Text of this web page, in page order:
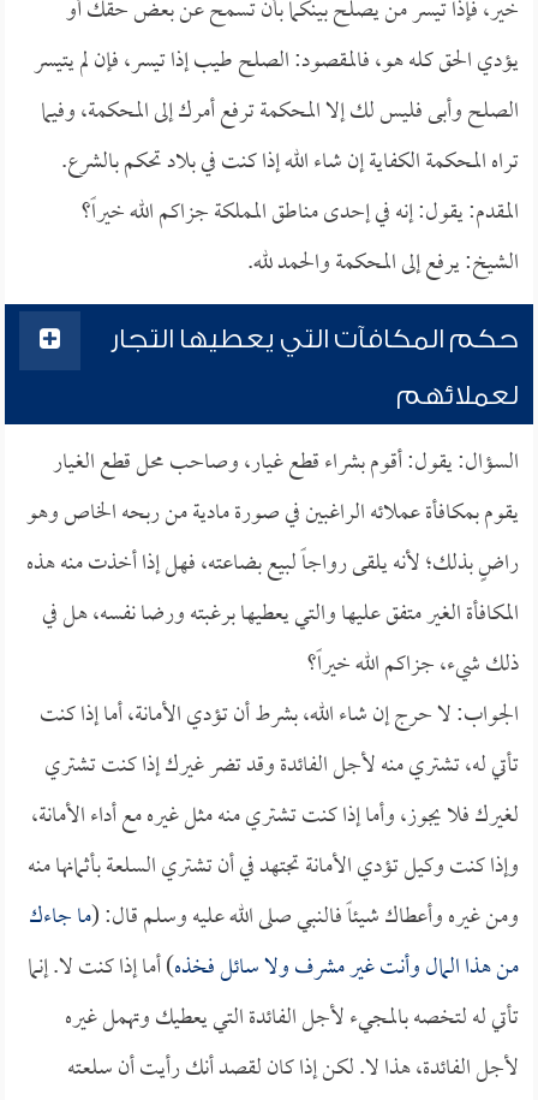
خير، فإذا تيسر من يصلح بينكما بأن تسمح عن بعض حقك أو
يؤدي الحق كله هو، فالمقصود: الصلح طيب إذا تيسر، فإن لم يتيسر
الصلح وأبى فليس لك إلا المحكمة ترفع أمرك إلى المحكمة، وفيما
تراه المحكمة الكفاية إن شاء الله إذا كنت في بلاد تحكم بالشرع.
المقدم: يقول: إنه في إحدى مناطق المملكة جزاكم الله خيراً؟
الشيخ: يرفع إلى المحكمة والحمد لله.
حكم المكافآت التي يعطيها التجار
لعملائهم
السؤال: يقول: أقوم بشراء قطع غيار، وصاحب محل قطع الغيار
يقوم بمكافأة عملائه الراغبين في صورة مادية من ربحه الخاص وهو
راضٍ بذلك؛ لأنه يلقى رواجاً لبيع بضاعته، فهل إذا أخذت منه هذه
المكافأة الغير متفق عليها والتي يعطيها برغبته ورضا نفسه، هل في
ذلك شيء، جزاكم الله خيراً؟
الجواب: لا حرج إن شاء الله، بشرط أن تؤدي الأمانة، أما إذا كنت
تأتي له، تشتري منه لأجل الفائدة وقد تضر غيرك إذا كنت تشتري
لغيرك فلا يجوز، وأما إذا كنت تشتري منه مثل غيره مع أداء الأمانة،
وإذا كنت وكيل تؤدي الأمانة تجتهد في أن تشتري السلعة بأثمانها منه
ومن غيره وأعطاك شيئاً فالنبي صلى الله عليه وسلم قال: (ما جاءك
من هذا المال وأنت غير مشرف ولا سائل فخذه) أما إذا كنت لا. إنما
تأتي له لتخصه بالمجيء لأجل الفائدة التي يعطيك وتهمل غيره
لأجل الفائدة، هذا لا. لكن إذا كان لقصد أنك رأيت أن سلعته